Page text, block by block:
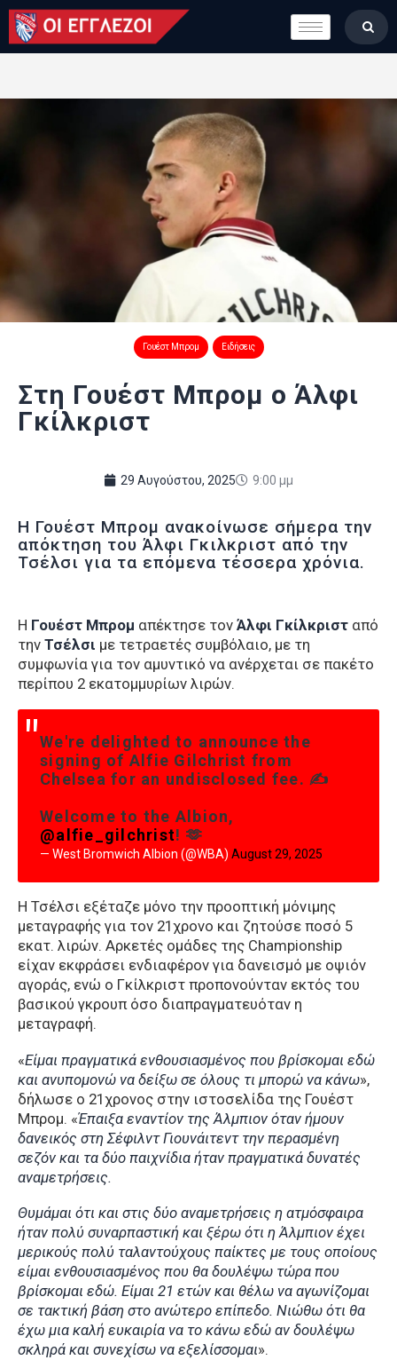
LONDON CALLING
ΚΑΤΗΓΟΡΙΕΣ
ΒΑΘΜΟΛΟΓΙΕΣ
ΠΟΙΟΙ ΕΙΜΑΣΤΕ
Γουέστ Μπρομ Ειδήσεις
Στη Γουέστ Μπρομ ο Άλφι
Γκίλκριστ
29 Αυγούστου, 2025 9:00 μμ
Η Γουέστ Μπρομ ανακοίνωσε σήμερα την
απόκτηση του Άλφι Γκιλκριστ από την
Τσέλσι για τα επόμενα τέσσερα χρόνια.
Η Γουέστ Μπρομ απέκτησε τον Άλφι Γκίλκριστ από
την Τσέλσι με τετραετές συμβόλαιο, με τη
συμφωνία για τον αμυντικό να ανέρχεται σε πακέτο
περίπου 2 εκατομμυρίων λιρών.
We're delighted to announce the
signing of Alfie Gilchrist from
Chelsea for an undisclosed fee. ✍️
Welcome to the Albion,
@alfie_gilchrist! 🫶
— West Bromwich Albion (@WBA)August 29, 2025
Η Τσέλσι εξέταζε μόνο την προοπτική μόνιμης
μεταγραφής για τον 21χρονο και ζητούσε ποσό 5
εκατ. λιρών. Αρκετές ομάδες της Championship
είχαν εκφράσει ενδιαφέρον για δανεισμό με οψιόν
αγοράς, ενώ ο Γκίλκριστ προπονούνταν εκτός του
βασικού γκρουπ όσο διαπραγματευόταν η
μεταγραφή.
«Είμαι πραγματικά ενθουσιασμένος που βρίσκομαι εδώ
και ανυπομονώ να δείξω σε όλους τι μπορώ να κάνω»,
δήλωσε ο 21χρονος στην ιστοσελίδα της Γουέστ
Μπρομ. «Έπαιξα εναντίον της Άλμπιον όταν ήμουν
δανεικός στη Σέφιλντ Γιουνάιτεντ την περασμένη
σεζόν και τα δύο παιχνίδια ήταν πραγματικά δυνατές
αναμετρήσεις.
Θυμάμαι ότι και στις δύο αναμετρήσεις η ατμόσφαιρα
ήταν πολύ συναρπαστική και ξέρω ότι η Άλμπιον έχει
μερικούς πολύ ταλαντούχους παίκτες με τους οποίους
είμαι ενθουσιασμένος που θα δουλέψω τώρα που
βρίσκομαι εδώ. Είμαι 21 ετών και θέλω να αγωνίζομαι
σε τακτική βάση στο ανώτερο επίπεδο. Νιώθω ότι θα
έχω μια καλή ευκαιρία να το κάνω εδώ αν δουλέψω
σκληρά και συνεχίσω να εξελίσσομαι».